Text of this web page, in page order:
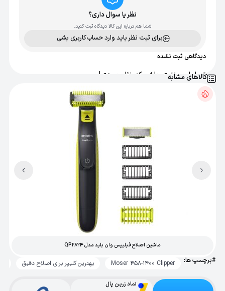
نظر یا سوال داری؟
شما هم درباره این کالا دیدگاه ثبت کنید.
برای ثبت نظر باید وارد حساب‌کاربری بشی
دیدگاهی ثبت نشده
تو اولین نفری باش که نظر میدی!
کالاهای مشابه
ماشین اصلاح فیلیپس وان بلید مدل QP2824
#برچسپ ها: Moser 458-1400 Clipper بهترین کلیپر برای اصلاح دقیق
نماد زرین پال